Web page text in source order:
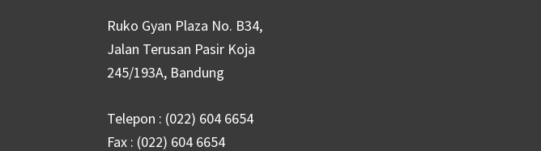
Ruko Gyan Plaza No. B34,
Jalan Terusan Pasir Koja
245/193A, Bandung
Telepon : (022) 604 6654
Fax : (022) 604 6654